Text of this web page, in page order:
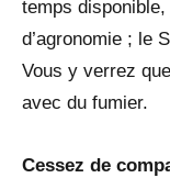
temps
d’agronomie ; le
Vous y verrez
avec du fumier.
Cessez de